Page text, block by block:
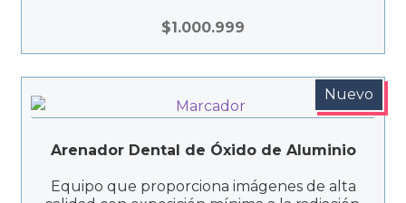
$1.000.999
Nuevo
Arenador Dental de Óxido de Aluminio
Equipo que proporciona imágenes de alta